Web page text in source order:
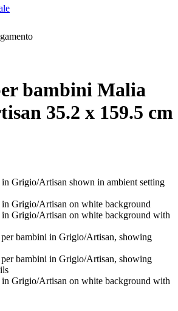
bambini Malia
35.2 x 159.5 cm